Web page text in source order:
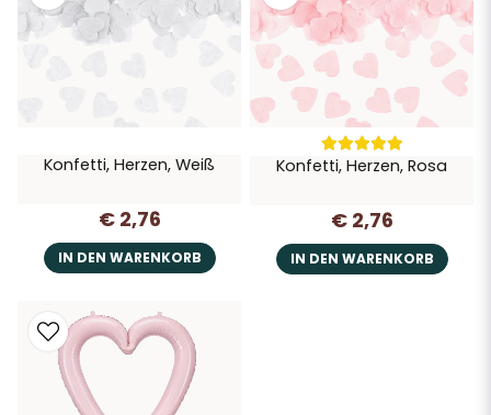
Konfetti, Herzen, Weiß
€ 2,76
IN DEN WARENKORB
Konfetti, Herzen, Rosa
€ 2,76
IN DEN WARENKORB